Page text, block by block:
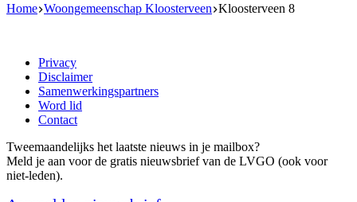
Home Woongemeenschap Kloosterveen Kloosterveen 8
Privacy
Disclaimer
Samenwerkingspartners
Word lid
Contact
Tweemaandelijks het laatste nieuws in je mailbox?
Meld je aan voor de gratis nieuwsbrief van de LVGO (ook voor
niet-leden).